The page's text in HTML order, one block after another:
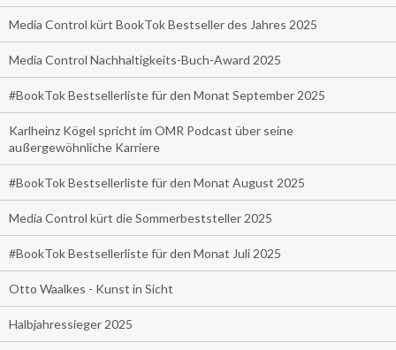
Media Control kürt BookTok Bestseller des Jahres 2025
Media Control Nachhaltigkeits-Buch-Award 2025
#BookTok Bestsellerliste für den Monat September 2025
Karlheinz Kögel spricht im OMR Podcast über seine
außergewöhnliche Karriere
#BookTok Bestsellerliste für den Monat August 2025
Media Control kürt die Sommerbeststeller 2025
#BookTok Bestsellerliste für den Monat Juli 2025
Otto Waalkes - Kunst in Sicht
Halbjahressieger 2025